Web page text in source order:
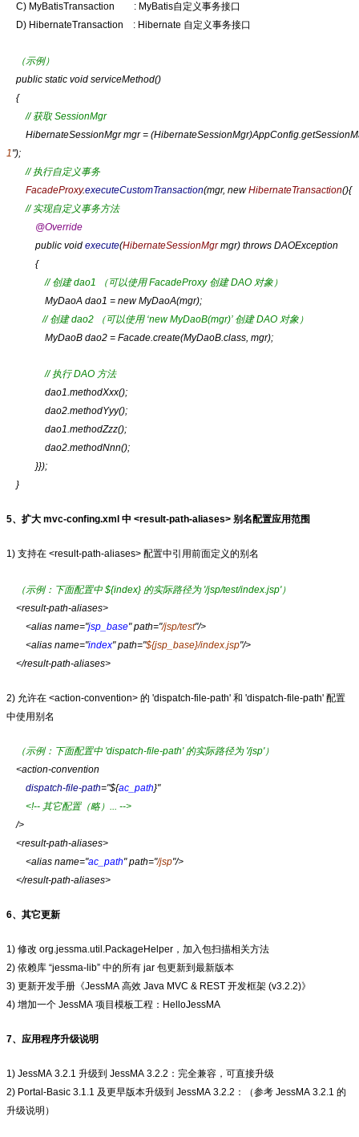
C) MyBatisTransaction : MyBatis自定义事务接口
D) HibernateTransaction : Hibernate 自定义事务接口
（示例）
public static void serviceMethod()
{
// 获取 SessionMgr
HibernateSessionMgr mgr =
1");
// 执行自定义事务
FacadeProxy.executeCustomTransaction(mgr, newHibernateTransaction(){
// 实现自定义事务方法
@Override
public void execute(HibernateSessionMgrmgr) throws DAOException
{
// 创建 dao1 （可以使用 FacadeProxy 创建 DAO 对象）
MyDaoA dao1 = new MyDaoA(mgr);
// 创建 dao2 （可以使用 ‘new MyDaoB(mgr)’ 创建 DAO 对象）
MyDaoB dao2 = Facade.create(MyDaoB.class, mgr);
// 执行 DAO 方法
dao1.methodXxx();
dao2.methodYyy();
dao1.methodZzz();
dao2.methodNnn();
}});
}
5、扩大 mvc-confing.xml 中 <result-path-aliases> 别名配置应用范围
1) 支持在 <result-path-aliases> 配置中引用前面定义的别名
（示例：下面配置中 ${index} 的实际路径为 '/jsp/test/index.jsp'）
<result-path-aliases>
<alias name="jsp_base" path="/jsp/test"/>
<alias name="index" path="${jsp_base}/index.jsp"/>
</result-path-aliases>
2) 允许在 <action-convention> 的 'dispatch-file-path' 和 'dispatch-file-path' 配置
中使用别名
（示例：下面配置中 'dispatch-file-path' 的实际路径为 '/jsp'）
<action-convention
dispatch-file-path="${ac_path}"
<!-- 其它配置（略）... -->
/>
<result-path-aliases>
<alias name="ac_path" path="/jsp"/>
</result-path-aliases>
6、 其它更新
1) 修改 org.jessma.util.PackageHelper，加入包扫描相关方法
2) 依赖库 “jessma-lib” 中的所有 jar 包更新到最新版本
3) 更新开发手册《JessMA 高效 Java MVC & REST 开发框架 (v3.2.2)》
4) 增加一个 JessMA 项目模板工程：HelloJessMA
7、应用程序升级说明
1) JessMA 3.2.1 升级到 JessMA 3.2.2：完全兼容，可直接升级
2) Portal-Basic 3.1.1 及更早版本升级到 JessMA 3.2.2：（参考 JessMA 3.2.1 的
升级说明）